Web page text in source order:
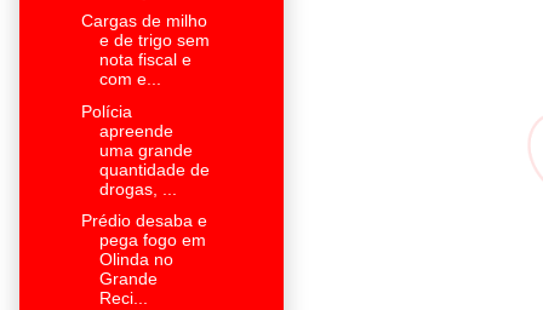
Cargas de milho
e de trigo sem
nota fiscal e
com e...
Polícia
apreende
uma grande
quantidade de
drogas, ...
Prédio desaba e
pega fogo em
Olinda no
Grande
Reci...